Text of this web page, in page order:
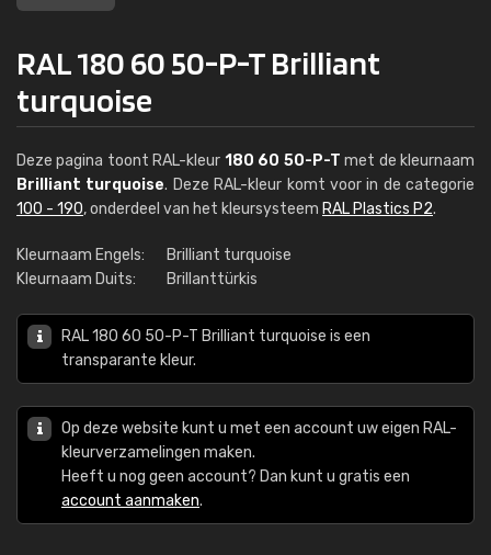
RAL 180 60 50-P-T Brilliant
turquoise
Deze pagina toont RAL-kleur 180 60 50-P-T met de kleurnaam
Brilliant turquoise. Deze RAL-kleur komt voor in de categorie
100 - 190, onderdeel van het kleursysteem RAL Plastics P2.
Kleurnaam Engels:
Brilliant turquoise
Kleurnaam Duits:
Brillanttürkis
RAL 180 60 50-P-T Brilliant turquoise is een
transparante kleur.
Op deze website kunt u met een account uw eigen RAL-
kleurverzamelingen maken.
Heeft u nog geen account? Dan kunt u gratis een
account aanmaken.